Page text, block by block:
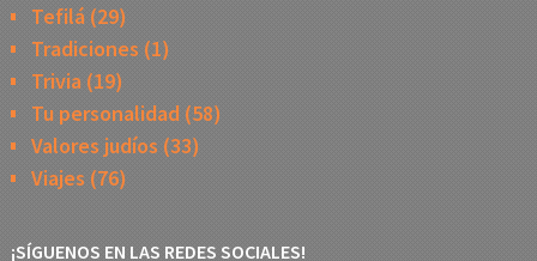
Tefilá(29)
Tradiciones (1)
Trivia(19)
Tu personalidad(58)
Valores judíos (33)
Viajes (76)
¡SÍGUENOS EN LAS REDES SOCIALES!